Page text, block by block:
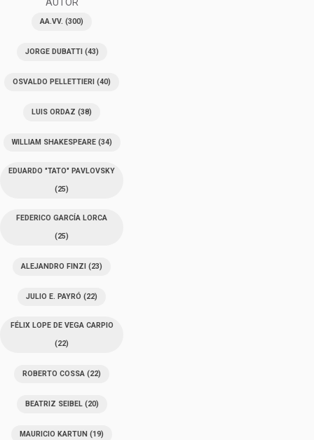
AA.VV. (300)
JORGE DUBATTI(43)
OSVALDO PELLETTIERI (40)
LUIS ORDAZ (38)
WILLIAM SHAKESPEARE(34)
EDUARDO "TATO" PAVLOVSKY
(25)
FEDERICO GARCÍA LORCA
(25)
ALEJANDRO FINZI (23)
JULIO E. PAYRÓ (22)
FÉLIX LOPE DE VEGA CARPIO
(22)
ROBERTO COSSA (22)
BEATRIZ SEIBEL(20)
MAURICIO KARTUN (19)